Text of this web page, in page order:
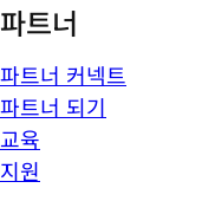
파트너
파트너 커넥트
파트너 되기
교육
지원